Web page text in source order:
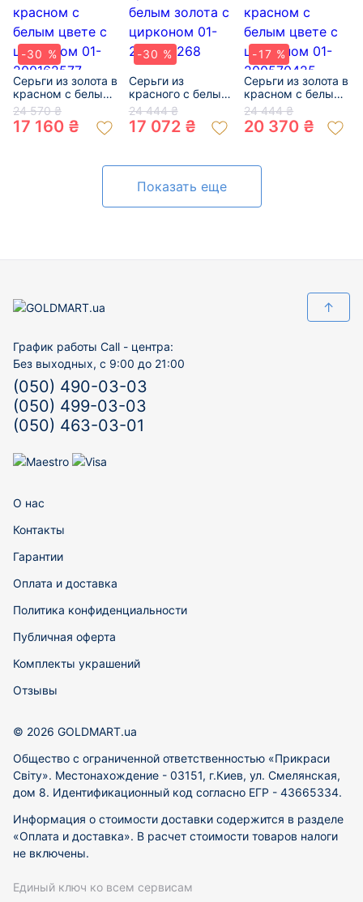
-30 %
Серьги из золота в
красном с белым
цвете с цирконом
01-200162577
24 570 ₴
17 160 ₴
-30 %
Серьги из
красного с белым
золота с цирконом
01-200379268
24 444 ₴
17 072 ₴
-17 %
Серьги из золота в
красном с белым
цвете с цирконом
01-200570425
24 444 ₴
20 370 ₴
Показать еще
↑
График работы Call - центра:
Без выходных, с 9:00 до 21:00
(050) 490-03-03
(050) 499-03-03
(050) 463-03-01
О нас
Контакты
Гарантии
Оплата и доставка
Политика конфиденциальности
Публичная оферта
Комплекты украшений
Отзывы
© 2026 GOLDMART.ua
Общество с ограниченной ответственностью «Прикраси
Світу». Местонахождение - 03151, г.Киев, ул. Смелянская,
дом 8. Идентификационный код согласно ЕГР - 43665334.
Информация о стоимости доставки содержится в разделе
«Оплата и доставка». В расчет стоимости товаров налоги
не включены.
Единый ключ ко всем сервисам